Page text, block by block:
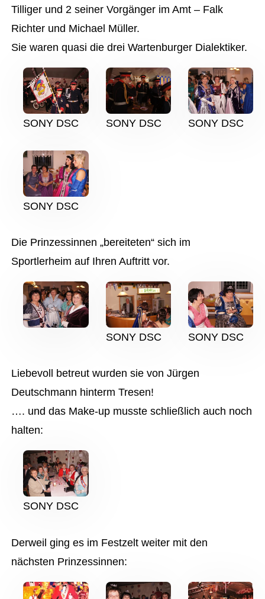
Tilliger und 2 seiner Vorgänger im Amt – Falk
Richter und Michael Müller.
Sie waren quasi die drei Wartenburger Dialektiker.
SONY DSC SONY DSC SONY DSC
SONY DSC
Die Prinzessinnen „bereiteten“ sich im
Sportlerheim auf Ihren Auftritt vor.
SONY DSC SONY DSC
Liebevoll betreut wurden sie von Jürgen
Deutschmann hinterm Tresen!
…. und das Make-up musste schließlich auch noch
halten:
SONY DSC
Derweil ging es im Festzelt weiter mit den
nächsten Prinzessinnen: